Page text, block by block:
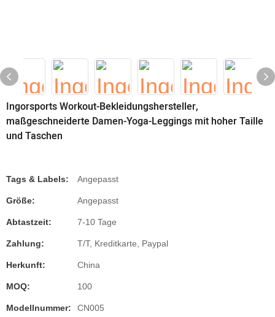
Ingorsports Workout-Bekleidungshersteller,
maßgeschneiderte Damen-Yoga-Leggings mit hoher Taille
und Taschen
Tags & Labels: Angepasst
Größe: Angepasst
Abtastzeit: 7-10 Tage
Zahlung: T/T, Kreditkarte, Paypal
Herkunft: China
MOQ: 100
Modellnummer: CN005